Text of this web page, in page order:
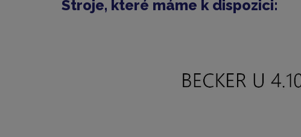
Stroje, které máme k dispozici: